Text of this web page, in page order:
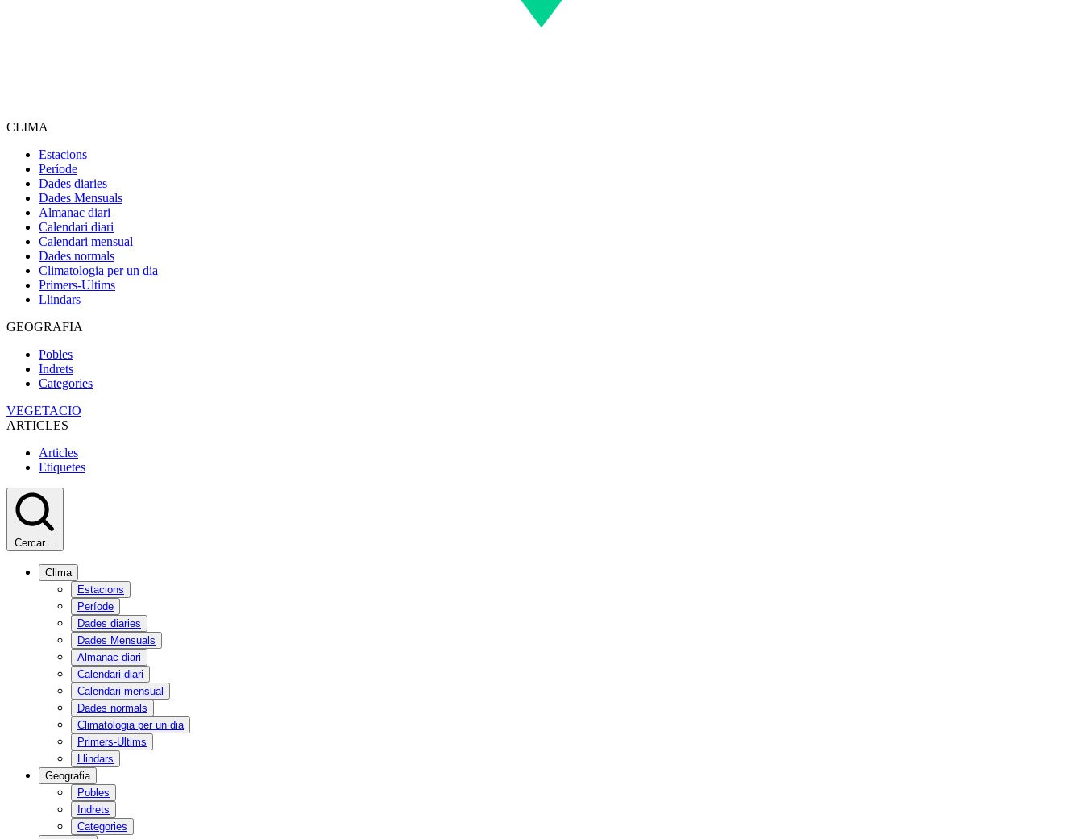
CLIMA
Estacions
Període
Dades diaries
Dades Mensuals
Almanac diari
Calendari diari
Calendari mensual
Dades normals
Climatologia per un dia
Primers-Ultims
Llindars
GEOGRAFIA
Pobles
Indrets
Categories
VEGETACIO
ARTICLES
Articles
Etiquetes
Cercar…
Clima
Estacions
Període
Dades diaries
Dades Mensuals
Almanac diari
Calendari diari
Calendari mensual
Dades normals
Climatologia per un dia
Primers-Ultims
Llindars
Geografia
Pobles
Indrets
Categories